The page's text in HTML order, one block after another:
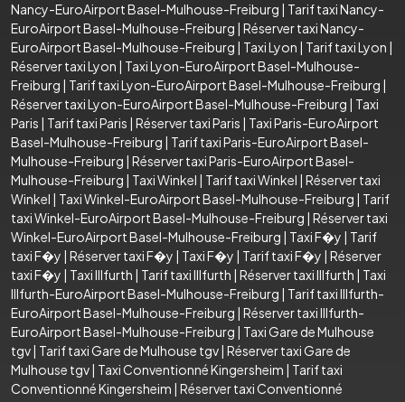
Nancy-EuroAirport Basel-Mulhouse-Freiburg | Tarif taxi Nancy-
EuroAirport Basel-Mulhouse-Freiburg | Réserver taxi Nancy-
EuroAirport Basel-Mulhouse-Freiburg | Taxi Lyon | Tarif taxi Lyon |
Réserver taxi Lyon | Taxi Lyon-EuroAirport Basel-Mulhouse-
Freiburg | Tarif taxi Lyon-EuroAirport Basel-Mulhouse-Freiburg |
Réserver taxi Lyon-EuroAirport Basel-Mulhouse-Freiburg | Taxi
Paris | Tarif taxi Paris | Réserver taxi Paris | Taxi Paris-EuroAirport
Basel-Mulhouse-Freiburg | Tarif taxi Paris-EuroAirport Basel-
Mulhouse-Freiburg | Réserver taxi Paris-EuroAirport Basel-
Mulhouse-Freiburg | Taxi Winkel | Tarif taxi Winkel | Réserver taxi
Winkel | Taxi Winkel-EuroAirport Basel-Mulhouse-Freiburg | Tarif
taxi Winkel-EuroAirport Basel-Mulhouse-Freiburg | Réserver taxi
Winkel-EuroAirport Basel-Mulhouse-Freiburg | Taxi F�y | Tarif
taxi F�y | Réserver taxi F�y | Taxi F�y | Tarif taxi F�y | Réserver
taxi F�y | Taxi Illfurth | Tarif taxi Illfurth | Réserver taxi Illfurth | Taxi
Illfurth-EuroAirport Basel-Mulhouse-Freiburg | Tarif taxi Illfurth-
EuroAirport Basel-Mulhouse-Freiburg | Réserver taxi Illfurth-
EuroAirport Basel-Mulhouse-Freiburg | Taxi Gare de Mulhouse
tgv| Tarif taxi Gare de Mulhouse tgv| Réserver taxi Gare de
Mulhouse tgv| Taxi Conventionné Kingersheim | Tarif taxi
Conventionné Kingersheim | Réserver taxi Conventionné